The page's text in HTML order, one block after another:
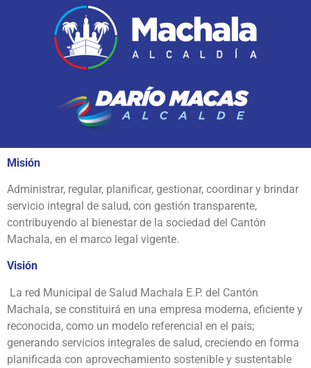
Misión
Administrar, regular, planificar, gestionar, coordinar y brindar
servicio integral de salud, con gestión transparente,
contribuyendo al bienestar de la sociedad del Cantón
Machala, en el marco legal vigente.
Visión
La red Municipal de Salud Machala E.P. del Cantón
Machala, se constituirá en una empresa moderna, eficiente y
reconocida, como un modelo referencial en el país;
generando servicios integrales de salud, creciendo en forma
planificada con aprovechamiento sostenible y sustentable